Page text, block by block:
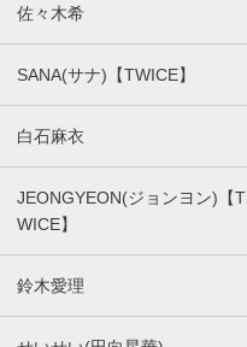
佐々木希
SANA(サナ)【TWICE】
白石麻衣
JEONGYEON(ジョンヨン)【T
WICE】
鈴木愛理